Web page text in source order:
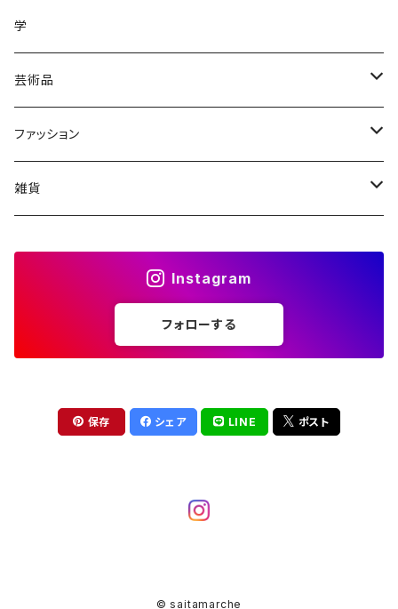
加工品
ジュース
ジュース
野菜
野菜
ヘアケア
化粧品
学
芸術品
皿
木
ファッション
Tシャツ
雑貨
Instagram
フォローする
保存 シェア LINE ポスト
© saitamarche